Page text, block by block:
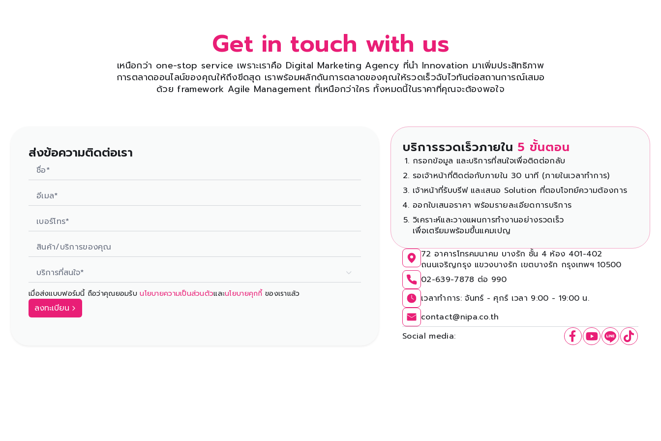
Get in touch with us
เหนือกว่า one-stop service เพราะเราคือ Digital Marketing Agency ที่นำ Innovation มาเพิ่มประสิทธิภาพ
การตลาดออนไลน์ของคุณให้ถึงขีดสุด เราพร้อมผลักดันการตลาดของคุณให้รวดเร็วฉับไวทันต่อสถานการณ์เสมอ
ด้วย framework Agile Management ที่เหนือกว่าใคร ทั้งหมดนี้ในราคาที่คุณจะต้องพอใจ
ส่งข้อความติดต่อเรา
บริการที่สนใจ*
เมื่อส่งแบบฟอร์มนี้ ถือว่าคุณยอมรับ นโยบายความเป็นส่วนตัวและนโยบายคุกกี้ ของเราแล้ว
ลงทะเบียน
บริการรวดเร็วภายใน5 ขั้นตอน
กรอกข้อมูล และบริการที่สนใจเพื่อติดต่อกลับ
รอเจ้าหน้าที่ติดต่อกับภายใน 30 นาที (ภายในเวลาทำการ)
เจ้าหน้าที่รับบรีฟ และเสนอ Solution ที่ตอบโจทย์ความต้องการ
ออกใบเสนอราคา พร้อมรายละเอียดการบริการ
วิเคราะห์และวางแผนการทำงานอย่างรวดเร็ว
เพื่อเตรียมพร้อมขึ้นแคมเปญ
72 อาคารโทรคมนาคม บางรัก ชั้น 4 ห้อง 401-402
ถนนเจริญกรุง แขวงบางรัก เขตบางรัก กรุงเทพฯ 10500
02-639-7878 ต่อ 990
เวลาทำการ: จันทร์ - ศุกร์ เวลา 9:00 - 19:00 น.
contact@nipa.co.th
Social media: